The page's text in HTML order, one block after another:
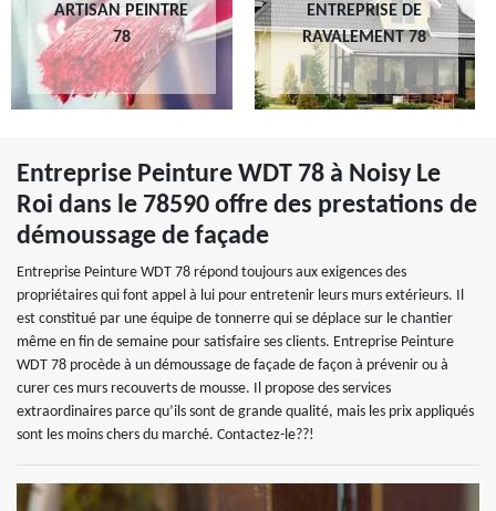
ARTISAN PEINTRE
78
ENTREPRISE DE
RAVALEMENT 78
Entreprise Peinture WDT 78 à Noisy Le
Roi dans le 78590 offre des prestations de
démoussage de façade
Entreprise Peinture WDT 78 répond toujours aux exigences des
propriétaires qui font appel à lui pour entretenir leurs murs extérieurs. Il
est constitué par une équipe de tonnerre qui se déplace sur le chantier
même en fin de semaine pour satisfaire ses clients. Entreprise Peinture
WDT 78 procède à un démoussage de façade de façon à prévenir ou à
curer ces murs recouverts de mousse. Il propose des services
extraordinaires parce qu’ils sont de grande qualité, mais les prix appliqués
sont les moins chers du marché. Contactez-le??!